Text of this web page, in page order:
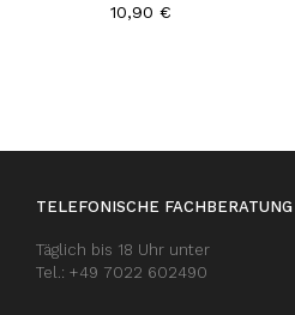
10,90 €
TELEFONISCHE FACHBERATUNG
Täglich bis 18 Uhr unter
Tel.: +49 7022 602490